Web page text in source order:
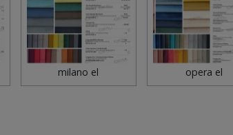
milano el opera el